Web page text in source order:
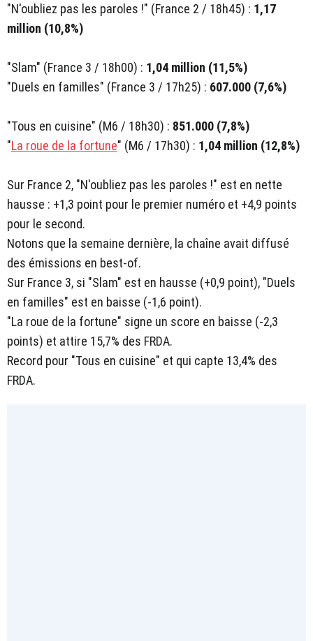
"N'oubliez pas les paroles !" (France 2 / 18h45) : 1,17
million (10,8%)
"Slam" (France 3 / 18h00) : 1,04 million (11,5%)
"Duels en familles" (France 3 / 17h25) : 607.000 (7,6%)
"Tous en cuisine" (M6 / 18h30) : 851.000 (7,8%)
"La roue de la fortune" (M6 / 17h30) : 1,04 million (12,8%)
Sur France 2, "N'oubliez pas les paroles !" est en nette
hausse : +1,3 point pour le premier numéro et +4,9 points
pour le second.
Notons que la semaine dernière, la chaîne avait diffusé
des émissions en best-of.
Sur France 3, si "Slam" est en hausse (+0,9 point), "Duels
en familles" est en baisse (-1,6 point).
"La roue de la fortune" signe un score en baisse (-2,3
points) et attire 15,7% des FRDA.
Record pour "Tous en cuisine" et qui capte 13,4% des
FRDA.